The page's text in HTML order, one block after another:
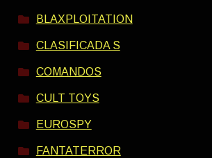
BLAXPLOITATION
CLASIFICADA S
COMANDOS
CULT TOYS
EUROSPY
FANTATERROR